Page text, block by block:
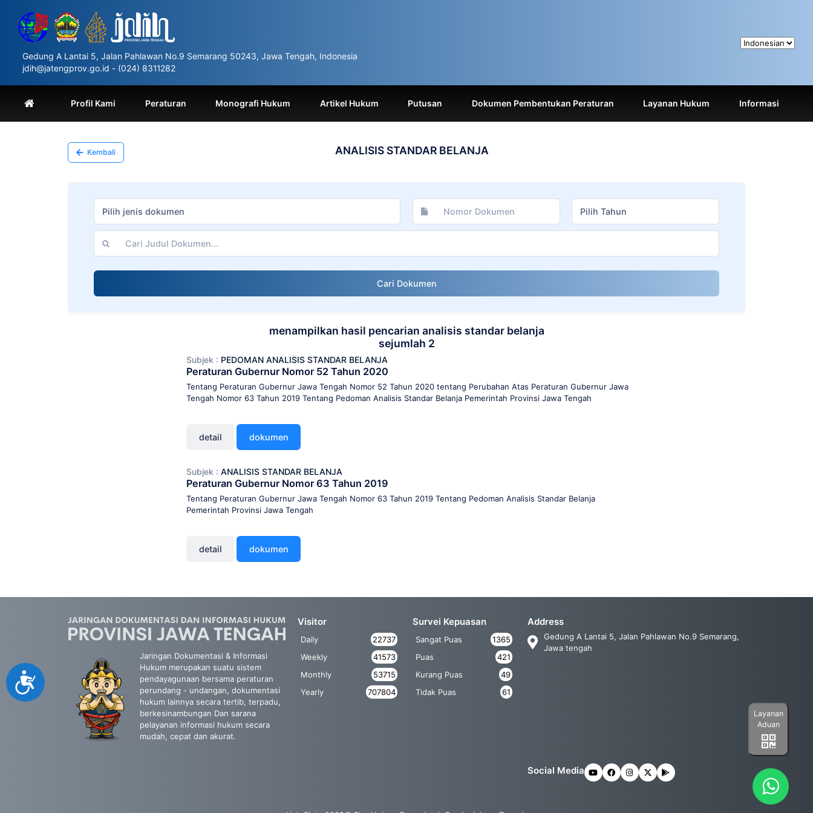
website
includes
accessibility
system.
Control-
F11
Accessibility
Gedung A Lantai 5, Jalan Pahlawan No.9 Semarang 50243, Jawa Tengah, Indonesia
jdih@jatengprov.go.id - (024) 8311282
Profil Kami Peraturan Monografi Hukum Artikel Hukum Putusan Dokumen Pembentukan Peraturan Layanan Hukum Informasi
Kembali ANALISIS STANDAR BELANJA
Pilih jenis dokumen Pilih Tahun
Cari Dokumen
menampilkan hasil pencarian analisis standar belanja
sejumlah 2
Subjek : PEDOMAN ANALISIS STANDAR BELANJA
Peraturan Gubernur Nomor 52 Tahun 2020
Tentang Peraturan Gubernur Jawa Tengah Nomor 52 Tahun 2020 tentang Perubahan Atas Peraturan Gubernur Jawa
Tengah Nomor 63 Tahun 2019 Tentang Pedoman Analisis Standar Belanja Pemerintah Provinsi Jawa Tengah
detail dokumen
Subjek :ANALISIS STANDAR BELANJA
Peraturan Gubernur Nomor 63 Tahun 2019
Tentang Peraturan Gubernur Jawa Tengah Nomor 63 Tahun 2019 Tentang Pedoman Analisis Standar Belanja
Pemerintah Provinsi Jawa Tengah
detail dokumen
Jaringan Dokumentasi & Informasi
Hukum merupakan suatu sistem
pendayagunaan bersama peraturan
perundang - undangan, dokumentasi
hukum lainnya secara tertib, terpadu,
berkesinambungan Dan sarana
pelayanan informasi hukum secara
mudah, cepat dan akurat.
Visitor
Daily
22737
Weekly
41573
Monthly
53715
Yearly
707804
Survei Kepuasan
Sangat Puas
1365
Puas
421
Kurang Puas
49
Tidak Puas
61
Address
Gedung A Lantai 5, Jalan Pahlawan No.9 Semarang,
Jawa tengah
Social Media
Layanan
Aduan